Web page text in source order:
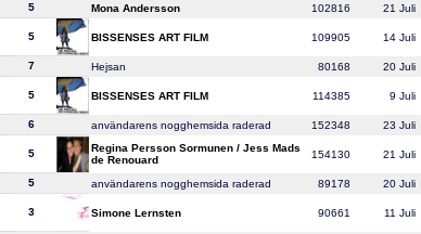
5 Mona Andersson 102816 21 Juli
5 BISSENSES ART FILM 109905 14 Juli
7 Hejsan 80168 20 Juli
5 BISSENSES ART FILM 114385 9 Juli
6 användarens nogghemsida raderad 152348 23 Juli
5
Regina Persson Sormunen / Jess Mads
de Renouard
154130 21 Juli
5 användarens nogghemsida raderad 89178 20 Juli
3 Simone Lernsten 90661 11 Juli